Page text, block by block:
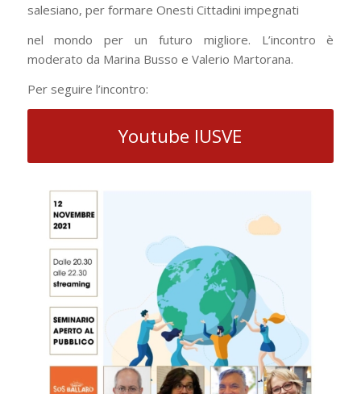
salesiano, per formare Onesti Cittadini impegnati
nel mondo per un futuro migliore. L’incontro è
moderato da Marina Busso e Valerio Martorana.
Per seguire l’incontro:
Youtube IUSVE